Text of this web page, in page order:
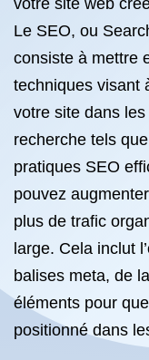
votre site web
Le SEO, ou
consiste à mettre
techniques visant
votre site dans
recherche tels
pratiques SEO
pouvez
plus de trafic
large. Cela inclut
balises meta, de
éléments pour
positionné dans